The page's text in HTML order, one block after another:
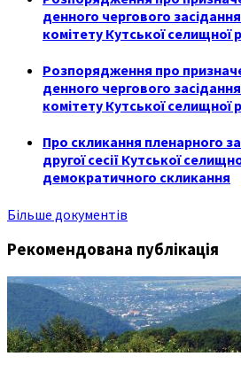
денного чергового
комітету Кутської селищної
Розпорядження про
денного чергового
комітету Кутської селищної
Про скликання пленарного
другої сесії Кутської
демократичного скликання
Більше документів
Рекомендована публікація